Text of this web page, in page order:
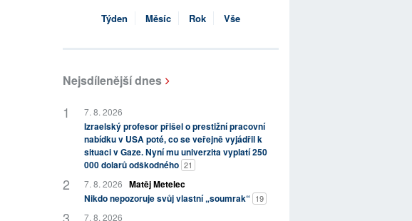
Týden Měsíc Rok Vše
Nejsdílenější dnes
7. 8. 2026
Izraelský profesor přišel o prestižní pracovní
nabídku v USA poté, co se veřejně vyjádřil k
situaci v Gaze. Nyní mu univerzita vyplatí 250
000 dolarů odškodného 21
7. 8. 2026 Matěj Metelec
Nikdo nepozoruje svůj vlastní „soumrak“ 19
7. 8. 2026